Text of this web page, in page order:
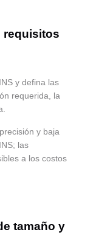
requisitos
y defina las
requerida, la
y baja
las
a los costos
tamaño y